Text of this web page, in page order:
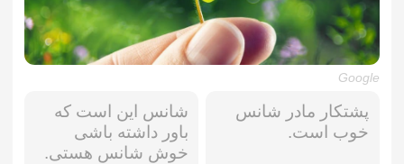
Google
پشتکار مادر شانس
خوب است.
شانس این است که
باور داشته باشی
خوش شانس هستی.